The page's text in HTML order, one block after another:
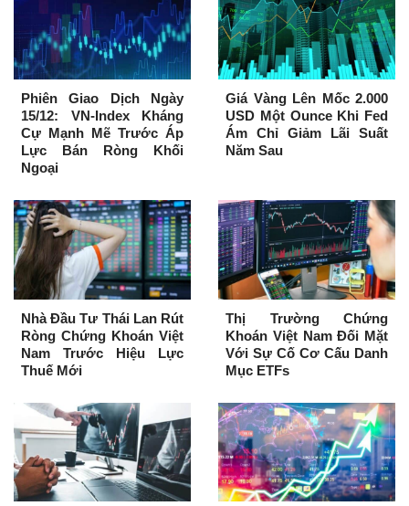
Phiên Giao Dịch Ngày
15/12: VN-Index Kháng
Cự Mạnh Mẽ Trước Áp
Lực Bán Ròng Khối
Ngoại
Giá Vàng Lên Mốc 2.000
USD Một Ounce Khi Fed
Ám Chỉ Giảm Lãi Suất
Năm Sau
Nhà Đầu Tư Thái Lan Rút
Ròng Chứng Khoán Việt
Nam Trước Hiệu Lực
Thuế Mới
Thị Trường Chứng
Khoán Việt Nam Đối Mặt
Với Sự Cố Cơ Cấu Danh
Mục ETFs